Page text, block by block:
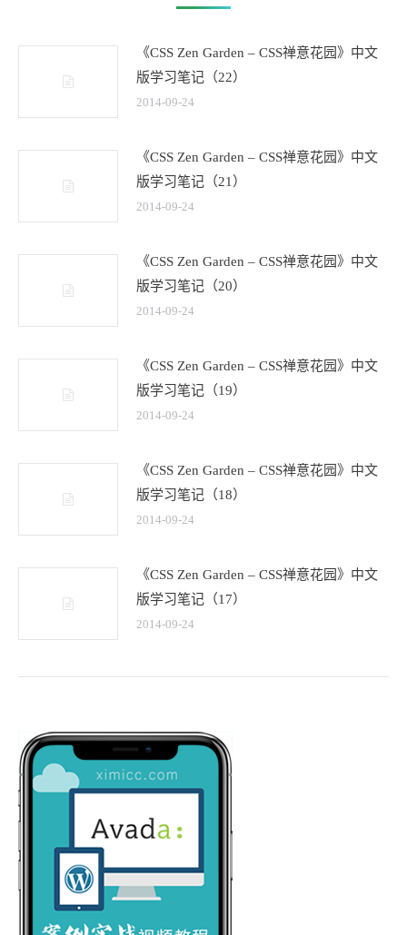
《CSS Zen Garden – CSS禅意花园》中文
版学习笔记（22）
2014-09-24
《CSS Zen Garden – CSS禅意花园》中文
版学习笔记（21）
2014-09-24
《CSS Zen Garden – CSS禅意花园》中文
版学习笔记（20）
2014-09-24
《CSS Zen Garden – CSS禅意花园》中文
版学习笔记（19）
2014-09-24
《CSS Zen Garden – CSS禅意花园》中文
版学习笔记（18）
2014-09-24
《CSS Zen Garden – CSS禅意花园》中文
版学习笔记（17）
2014-09-24